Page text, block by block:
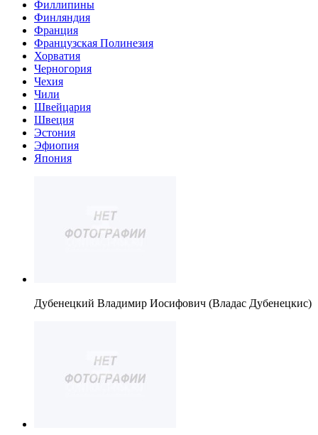
Филлипины
Финляндия
Франция
Французская Полинезия
Хорватия
Черногория
Чехия
Чили
Швейцария
Швеция
Эстония
Эфиопия
Япония
Дубенецкий Владимир Иосифович (Владас Дубенецкис)